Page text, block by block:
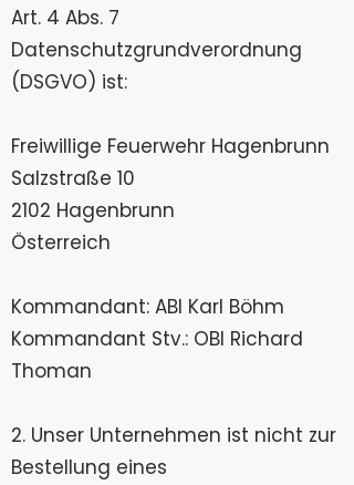
Art. 4 Abs. 7
Datenschutzgrundverordnung
(DSGVO) ist:
Freiwillige Feuerwehr Hagenbrunn​
Salzstraße 10
2102 Hagenbrunn
Österreich
Kommandant: ABI Karl Böhm
Kommandant Stv.: OBI Richard
Thoman
2. Unser Unternehmen ist nicht zur
Bestellung eines